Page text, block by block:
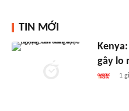
TIN MỚI
gây lo
1